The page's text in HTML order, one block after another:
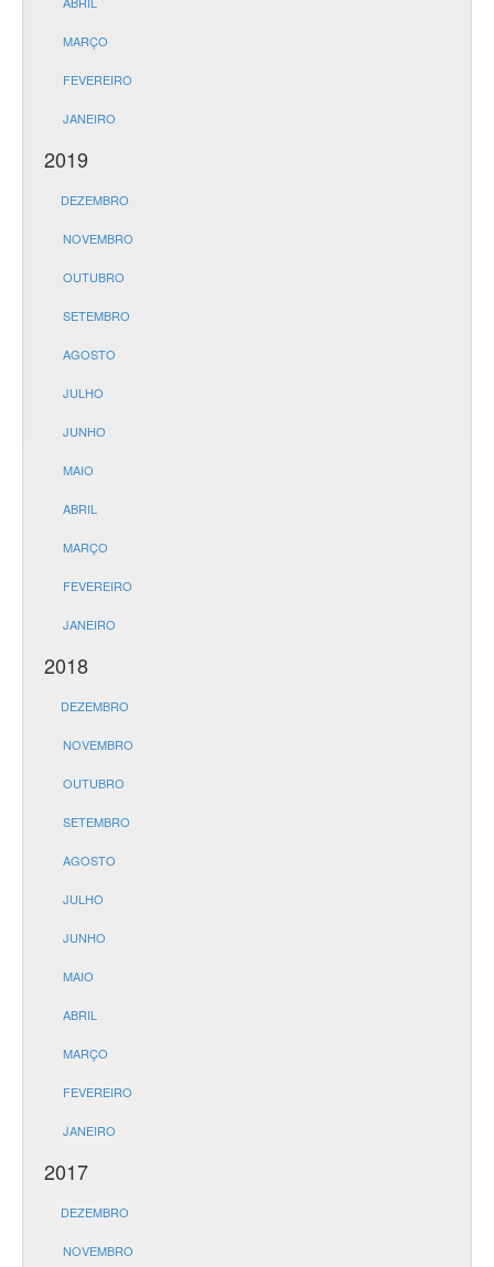
MARÇO
FEVEREIRO
JANEIRO
2019
DEZEMBRO
NOVEMBRO
OUTUBRO
SETEMBRO
AGOSTO
JULHO
JUNHO
MAIO
ABRIL
MARÇO
FEVEREIRO
JANEIRO
2018
DEZEMBRO
NOVEMBRO
OUTUBRO
SETEMBRO
AGOSTO
JULHO
JUNHO
MAIO
ABRIL
MARÇO
FEVEREIRO
JANEIRO
2017
DEZEMBRO
NOVEMBRO